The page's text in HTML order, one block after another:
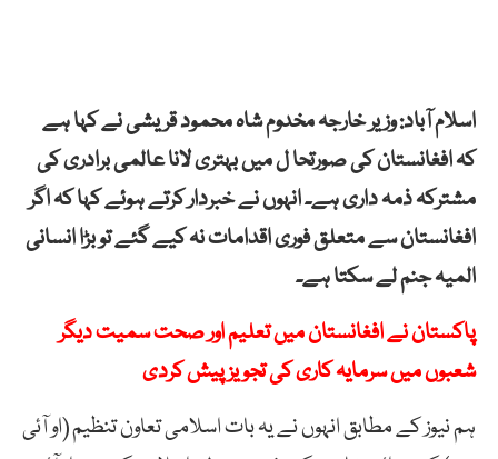
اسلام آباد: وزیر خارجہ مخدوم شاہ محمود قریشی نے کہا ہے
کہ افغانستان کی صورتحا ل میں بہتری لانا عالمی برادری کی
مشترکہ ذمہ داری ہے۔ انہوں نے خبردار کرتے ہوئے کہا کہ اگر
افغانستان سے متعلق فوری اقدامات نہ کیے گئے تو بڑا انسانی
المیہ جنم لے سکتا ہے۔
پاکستان نے افغانستان میں تعلیم اور صحت سمیت دیگر
شعبوں میں سرمایہ کاری کی تجویز پیش کردی
ہم نیوز کے مطابق انہوں نے یہ بات اسلامی تعاون تنظیم (او آئی